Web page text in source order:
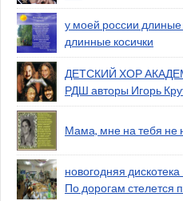
у моей россии длиные
длинные косички
ДЕТСКИЙ ХОР
РДШ авторы Игорь
Мама, мне на тебя не
новогодняя
По дорогам стелется